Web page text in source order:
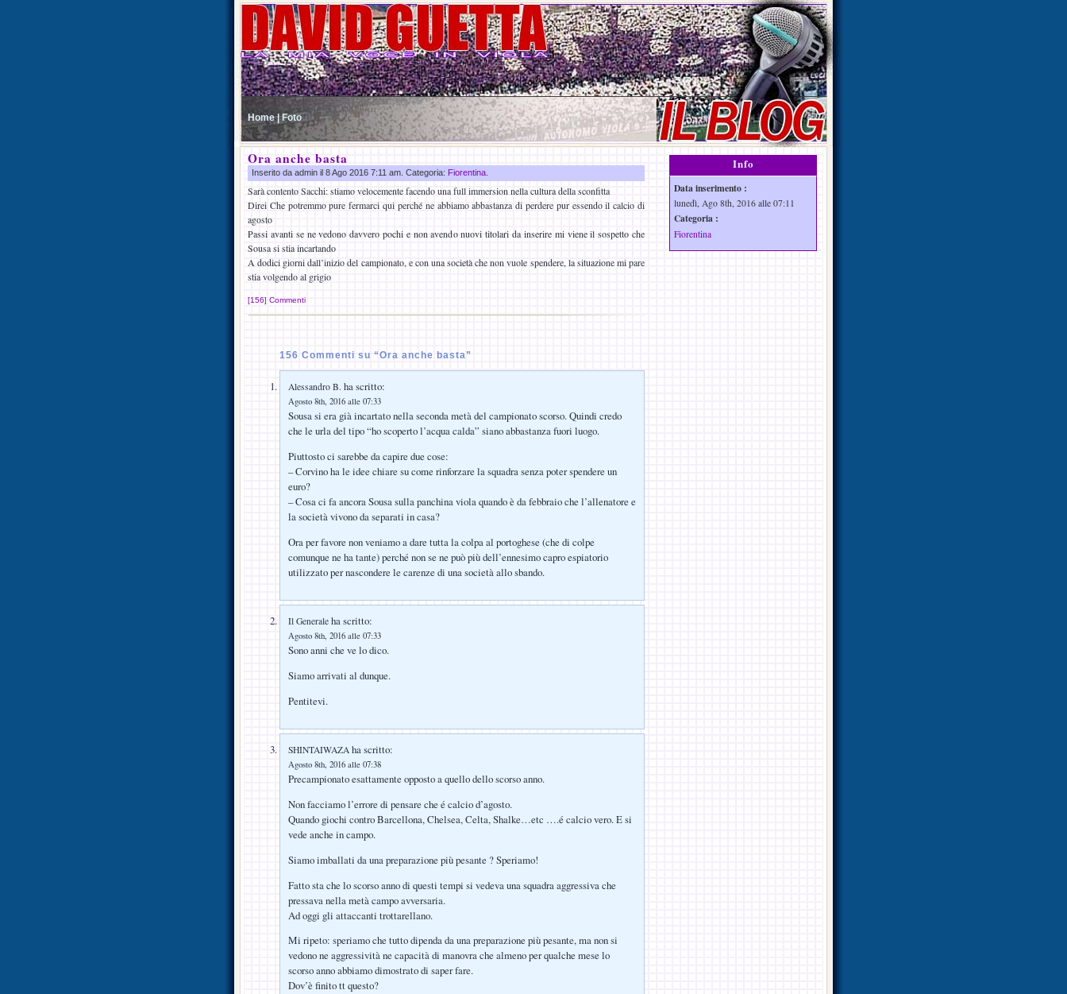
Home | Foto
Ora anche basta
Inserito da admin il 8 Ago 2016 7:11 am. Categoria: Fiorentina
Sarà contento Sacchi: stiamo velocemente facendo una full immersion nella cultura della sconfitta
Direi Che potremmo pure fermarci qui perché ne abbiamo abbastanza di perdere pur essendo il calcio di
agosto
Passi avanti se ne vedono davvero pochi e non avendo nuovi titolari da inserire mi viene il sospetto che
Sousa si stia incartando
A dodici giorni dall’inizio del campionato, e con una società che non vuole spendere, la situazione mi pare
stia volgendo al grigio
[156] Commenti
156 Commenti su “Ora anche basta”
Alessandro B. ha scritto:
Agosto 8th, 2016 alle 07:33
Sousa si era già incartato nella seconda metà del campionato scorso. Quindi credo
che le urla del tipo “ho scoperto l’acqua calda” siano abbastanza fuori luogo.
Piuttosto ci sarebbe da capire due cose:
– Corvino ha le idee chiare su come rinforzare la squadra senza poter spendere un
euro?
– Cosa ci fa ancora Sousa sulla panchina viola quando è da febbraio che l’allenatore e
la società vivono da separati in casa?
Ora per favore non veniamo a dare tutta la colpa al portoghese (che di colpe
comunque ne ha tante) perché non se ne può più dell’ennesimo capro espiatorio
utilizzato per nascondere le carenze di una società allo sbando.
Il Generale ha scritto:
Agosto 8th, 2016 alle 07:33
Sono anni che ve lo dico.
Siamo arrivati al dunque.
Pentitevi.
SHINTAIWAZA ha scritto:
Agosto 8th, 2016 alle 07:38
Precampionato esattamente opposto a quello dello scorso anno.
Non facciamo l’errore di pensare che é calcio d’agosto.
Quando giochi contro Barcellona, Chelsea, Celta, Shalke…etc ….é calcio vero. E si
vede anche in campo.
Siamo imballati da una preparazione più pesante ? Speriamo!
Fatto sta che lo scorso anno di questi tempi si vedeva una squadra aggressiva che
pressava nella metà campo avversaria.
Ad oggi gli attaccanti trottarellano.
Mi ripeto: speriamo che tutto dipenda da una preparazione più pesante, ma non si
vedono ne aggressività ne capacità di manovra che almeno per qualche mese lo
scorso anno abbiamo dimostrato di saper fare.
Dov’è finito tt questo?
Info
Data inserimento :
lunedì, Ago 8th, 2016 alle 07:11
Categoria :
Fiorentina